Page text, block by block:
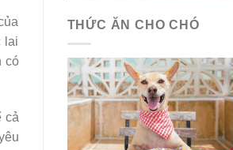
lai
có
cả
THỨC ĂN CHO CHÓ